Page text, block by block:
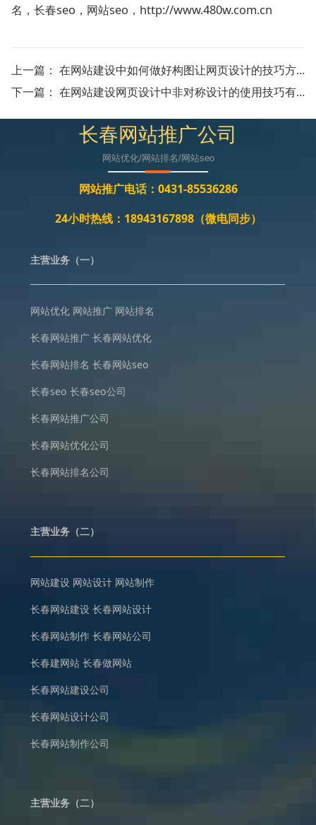
名 ， 长春seo ， 网站seo ， http://www.480w.com.cn
上一篇： 在网站建设中如何做好构图让网页设计的技巧方法有哪些
下一篇： 在网站建设网页设计中非对称设计的使用技巧有哪些
长春网站推广公司
网站优化/网站排名/网站seo
网站推广电话：0431-85536286
24小时热线：18943167898（微电同步）
主营业务（一）
网站优化 网站推广 网站排名
长春网站推广 长春网站优化
长春网站排名 长春网站seo
长春seo 长春seo公司
长春网站推广公司
长春网站优化公司
长春网站排名公司
主营业务（二）
网站建设 网站设计 网站制作
长春网站建设 长春网站设计
长春网站制作 长春网站公司
长春建网站 长春做网站
长春网站建设公司
长春网站设计公司
长春网站制作公司
主营业务（二）